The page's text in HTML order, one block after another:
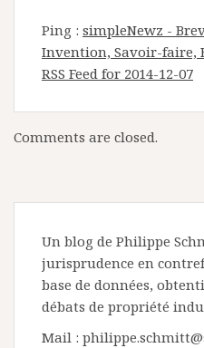
Ping : simpleNewz -
Invention, Savoir-faire,
RSS Feed for 2014-12-07
Comments are closed.
Un blog de Philippe
jurisprudence en
base de données,
débats de propriété
Mail :